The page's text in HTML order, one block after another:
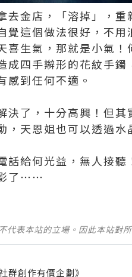
去金店，「溶掉」，
覺這個做法很好，不
喜生氣，那就是小氣
成四手辮形的花紋手
感到任何不適。
決了，十分高興！但
，天恩姐也可以透過水
話給何光益，無人接
了⋯⋯
代表本站的立場。因此本站對
群創作有價企劃》